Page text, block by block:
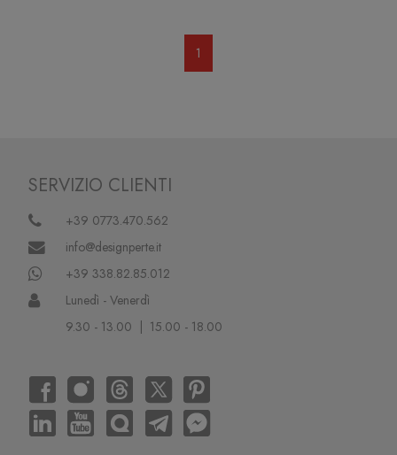
1
SERVIZIO CLIENTI
+39 0773.470.562
info@designperte.it
+39 338.82.85.012
Lunedì - Venerdì
9.30 - 13.00 | 15.00 - 18.00